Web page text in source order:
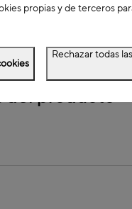
del producto
propias y de terceros
Rechazar todas